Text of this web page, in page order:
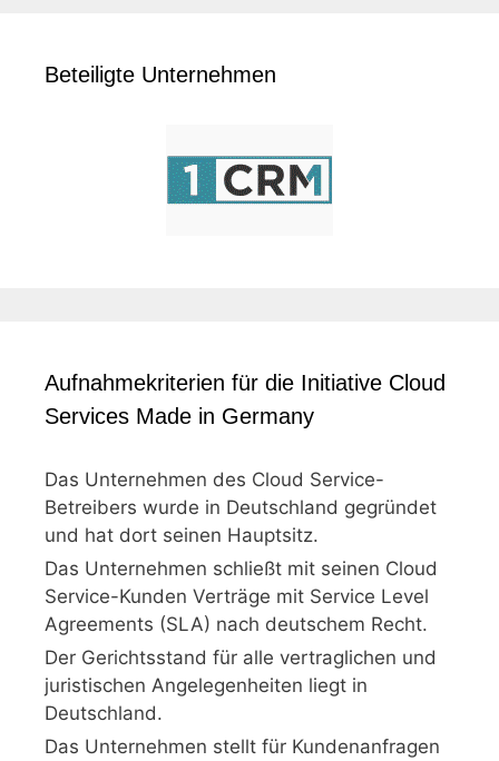
Beteiligte Unternehmen
Aufnahmekriterien für die Initiative Cloud
Services Made in Germany
Das Unternehmen des Cloud Service-
Betreibers wurde in Deutschland gegründet
und hat dort seinen Hauptsitz.
Das Unternehmen schließt mit seinen Cloud
Service-Kunden Verträge mit Service Level
Agreements (SLA) nach deutschem Recht.
Der Gerichtsstand für alle vertraglichen und
juristischen Angelegenheiten liegt in
Deutschland.
Das Unternehmen stellt für Kundenanfragen